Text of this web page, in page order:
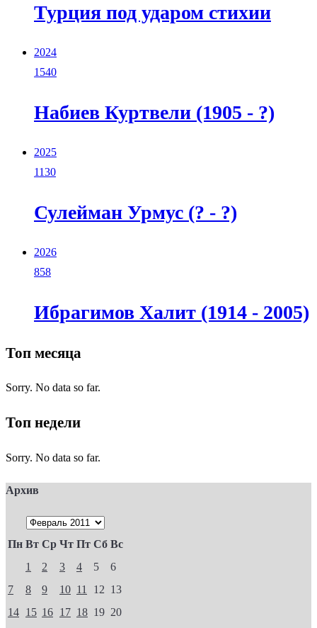
Турция под ударом стихии
2024
1540
Набиев Куртвели (1905 - ?)
2025
1130
Сулейман Урмус (? - ?)
2026
858
Ибрагимов Халит (1914 - 2005)
Топ месяца
Sorry. No data so far.
Топ недели
Sorry. No data so far.
Архив
Пн Вт Ср Чт Пт Сб Вс
1 2 3 4 5
6
7
8 9 10 11 12 13
14 15 16 17 18 19 20